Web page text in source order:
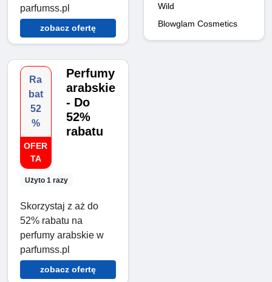
parfumss.pl
zobacz ofertę
Ra
bat
52
%
OFER
TA
Użyto 1 razy
Perfumy
arabskie
- Do
52%
rabatu
Skorzystaj z aż do
52% rabatu na
perfumy arabskie w
parfumss.pl
zobacz ofertę
Wild
Blowglam Cosmetics